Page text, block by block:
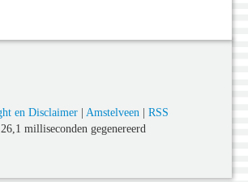
en Disclaimer| Amstelveen| RSS
milliseconden gegenereerd